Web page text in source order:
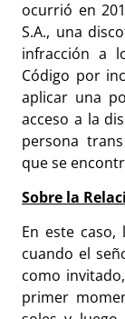
ocurrió en
S.A., una
infracción a
Código por
aplicar una
acceso a la
persona
que se
Sobre la
En este
cuando el
como
primer